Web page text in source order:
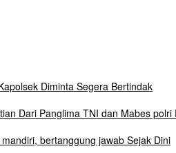
Diminta Segera Bertindak
Dari Panglima TNI dan Mabes polri
bertanggung jawab Sejak Dini